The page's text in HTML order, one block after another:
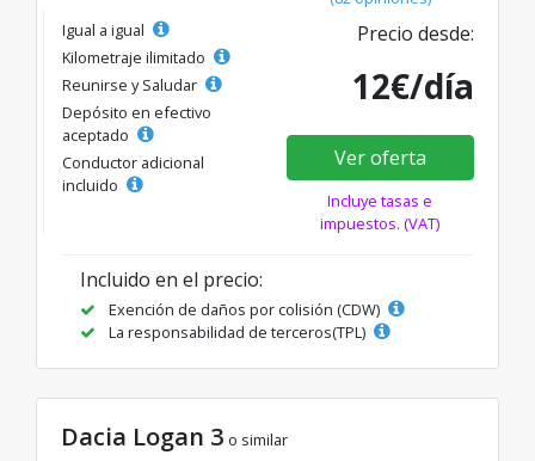
Igual a igual
Kilometraje ilimitado
Reunirse y Saludar
Depósito en efectivo
aceptado
Conductor adicional
incluido
Precio desde:
12€/día
Ver oferta
Incluye tasas e
impuestos. (VAT)
Incluido en el precio:
Exención de daños por colisión (CDW)
La responsabilidad de terceros(TPL)
Dacia Logan 3 o similar